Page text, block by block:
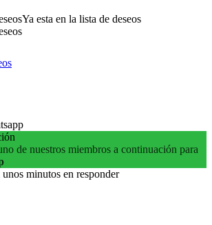
Ya esta en la lista de deseos
de nuestros miembros a continuación para
minutos en responder